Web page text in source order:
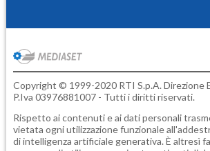
Copyright © 1999-2020 RTI S.p.A. Direzione
P.Iva 03976881007 - Tutti i diritti riservati.
Rispetto ai contenuti e ai dati personali
vietata ogni utilizzazione funzionale
di intelligenza artificiale generativa. È altresì